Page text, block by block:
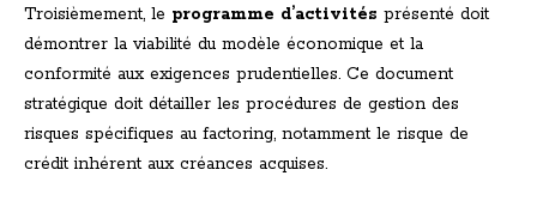
Troisièmement, le programme d’activités présenté doit
démontrer la viabilité du modèle économique et la
conformité aux exigences prudentielles. Ce document
stratégique doit détailler les procédures de gestion des
risques spécifiques au factoring, notamment le risque de
crédit inhérent aux créances acquises.